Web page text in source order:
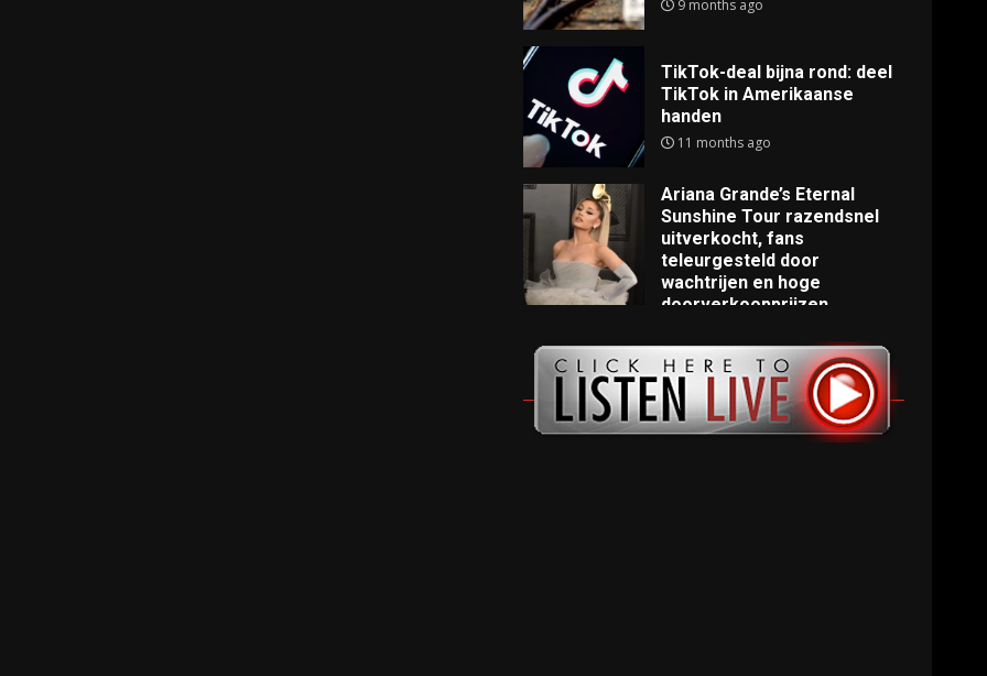
9 months ago
TikTok-deal bijna rond: deel
TikTok in Amerikaanse
handen
11 months ago
Ariana Grande’s Eternal
Sunshine Tour razendsnel
uitverkocht, fans
teleurgesteld door
wachtrijen en hoge
doorverkoopprijzen